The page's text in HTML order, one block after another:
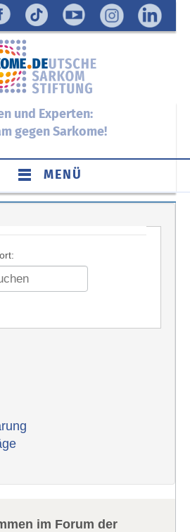
und Experten:
gegen Sarkome!
MENÜ
im Forum der